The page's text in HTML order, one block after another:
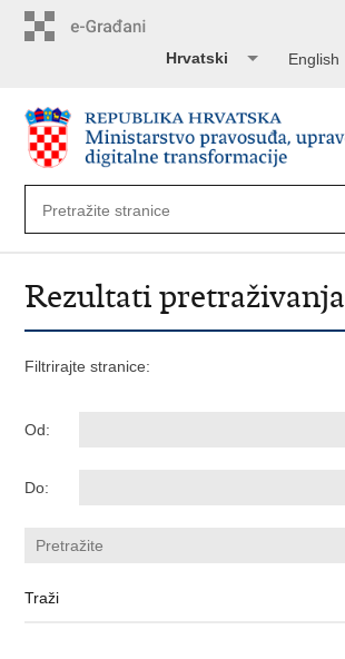
English
Hrvatski
Rezultati pretraživanja
Filtrirajte stranice:
Od:
Do: